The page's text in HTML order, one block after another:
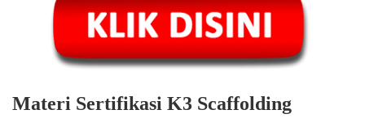
Materi Sertifikasi K3 Scaffolding